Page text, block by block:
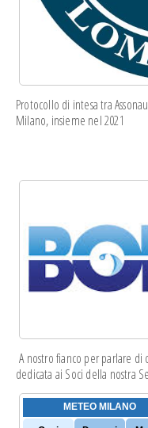
Protocollo di intesatra
Milano, insieme nel 2021
A nostro fianco per parlare di
dedicata ai Soci della nostra